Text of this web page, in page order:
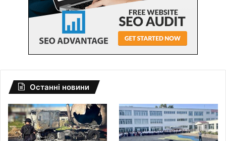
Останні новини